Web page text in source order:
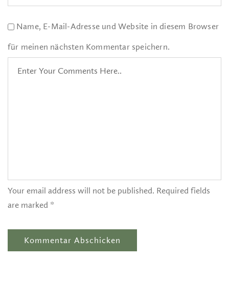
Name, E-Mail-Adresse und Website in diesem Browser
für meinen nächsten Kommentar speichern.
Your email address will not be published. Required fields
are marked *